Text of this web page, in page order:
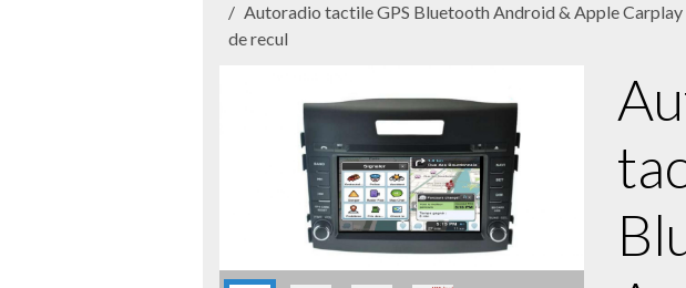
Autoradio tactile GPS Bluetooth Android & Apple
de recul